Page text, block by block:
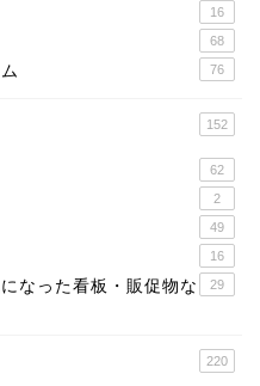
16
68
76
152
62
2
49
16
なった看板・販促物な
29
220